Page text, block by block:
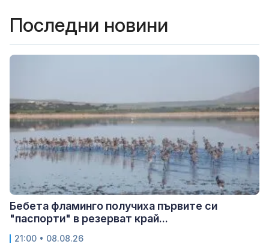
Последни новини
Бебета фламинго получиха първите си
"паспорти" в резерват край...
21:00 • 08.08.26